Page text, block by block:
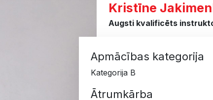
Kristīne
Augsti kvalificēts
Apmācības kategorija
Kategorija B
Ātrumkārba